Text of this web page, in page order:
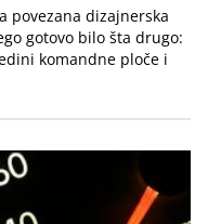
povezana dizajnerska
gotovo bilo šta drugo:
komandne ploče i